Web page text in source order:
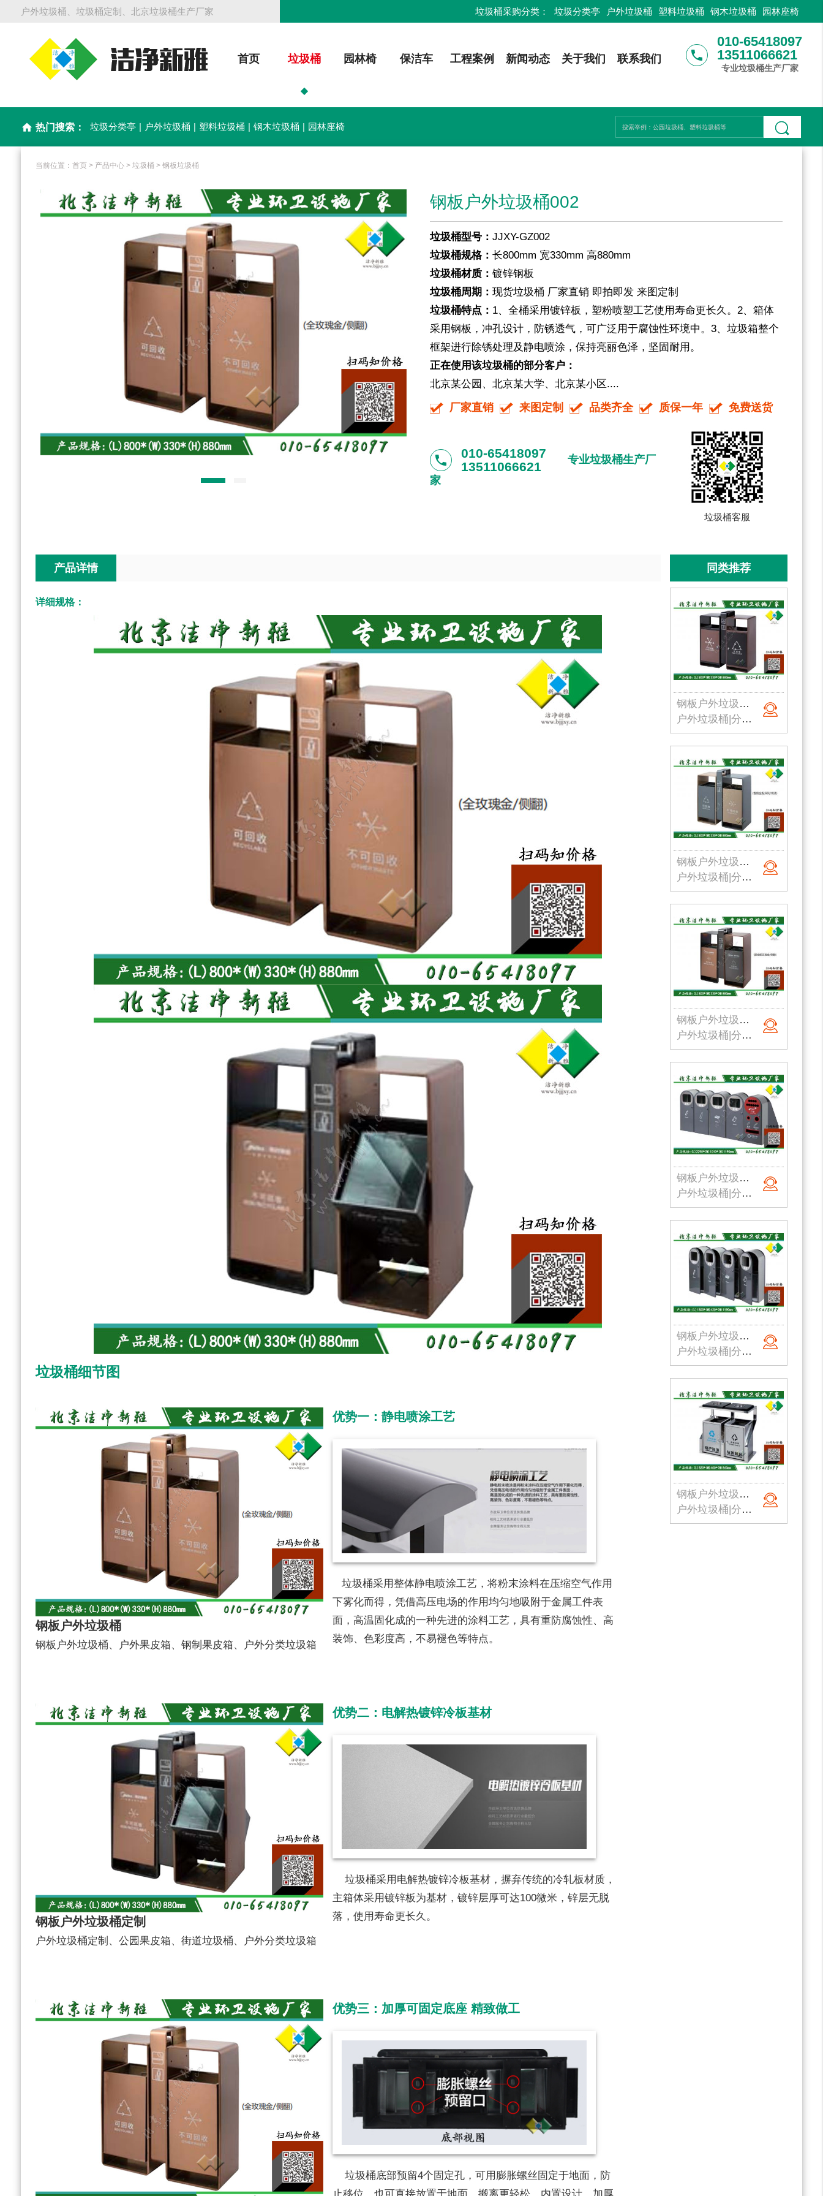
户外垃圾桶、垃圾桶定制、北京垃圾桶生产厂家 垃圾桶采购分类： 垃圾分类亭 户外垃圾桶 塑料垃圾桶 钢木垃圾桶 园林座椅
首页 垃圾桶 园林椅 保洁车 工程案例 新闻动态 关于我们 联系我们 phone
010-65418097
13511066621
专业垃圾桶生产厂家
home 热门搜索： 垃圾分类亭 | 户外垃圾桶 | 塑料垃圾桶 | 钢木垃圾桶 | 园林座椅
当前位置：首页 > 产品中心 >垃圾桶 >钢板垃圾桶
钢板户外垃圾桶002
垃圾桶型号： JJXY-GZ002
垃圾桶规格： 长800mm 宽330mm 高880mm
垃圾桶材质： 镀锌钢板
垃圾桶周期： 现货垃圾桶 厂家直销 即拍即发 来图定制
垃圾桶特点： 1、全桶采用镀锌板，塑粉喷塑工艺使用寿命更长久。2、箱体
采用钢板，冲孔设计，防锈透气，可广泛用于腐蚀性环境中。3、垃圾箱整个
框架进行除锈处理及静电喷涂，保持亮丽色泽，坚固耐用。
正在使用该垃圾桶的部分客户：
北京某公园、北京某大学、北京某小区....
厂家直销 来图定制 品类齐全 质保一年 免费送货
phone
010-65418097
13511066621
专业垃圾桶生产厂
家
垃圾桶客服
产品详情
详细规格：
垃圾桶细节图
钢板户外垃圾桶
钢板户外垃圾桶、户外果皮箱、钢制果皮箱、户外分类垃圾箱
优势一：静电喷涂工艺
垃圾桶采用整体静电喷涂工艺，将粉末涂料在压缩空气作用
下雾化而得，凭借高压电场的作用均匀地吸附于金属工件表
面，高温固化成的一种先进的涂料工艺，具有重防腐蚀性、高
装饰、色彩度高，不易褪色等特点。
钢板户外垃圾桶定制
户外垃圾桶定制、公园果皮箱、街道垃圾桶、户外分类垃圾箱
优势二：电解热镀锌冷板基材
垃圾桶采用电解热镀锌冷板基材，摒弃传统的冷轧板材质，
主箱体采用镀锌板为基材，镀锌层厚可达100微米，锌层无脱
落，使用寿命更长久。
优势三：加厚可固定底座 精致做工
垃圾桶底部预留4个固定孔，可用膨胀螺丝固定于地面，防
同类推荐
钢板户外垃圾桶001
户外垃圾桶|分类垃圾桶|钢板垃圾桶|公园垃圾桶|北京垃圾桶|厂家直销
钢板户外垃圾桶003
户外垃圾桶|分类垃圾桶|钢板垃圾桶|公园垃圾桶|北京垃圾桶|厂家直销
钢板户外垃圾桶004
户外垃圾桶|分类垃圾桶|钢板垃圾桶|公园垃圾桶|北京垃圾桶|厂家直销
钢板户外垃圾桶005
户外垃圾桶|分类垃圾桶|钢板垃圾桶|公园垃圾桶|北京垃圾桶|厂家直销
钢板户外垃圾桶006
户外垃圾桶|分类垃圾桶|钢板垃圾桶|公园垃圾桶|北京垃圾桶|厂家直销
钢板户外垃圾桶007
户外垃圾桶|分类垃圾桶|钢板垃圾桶|公园垃圾桶|北京垃圾桶|厂家直销